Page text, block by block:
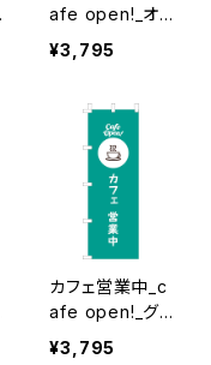
afe open!_オレ
ンジ のぼり旗
¥3,795
カフェ営業中_c
afe open!_グリ
ーン のぼり旗
¥3,795